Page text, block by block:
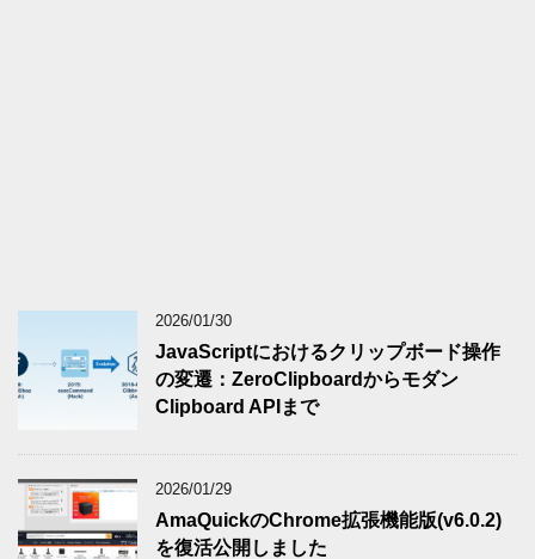
2026/01/30
JavaScriptにおけるクリップボード操作
の変遷：ZeroClipboardからモダン
Clipboard APIまで
2026/01/29
AmaQuickのChrome拡張機能版(v6.0.2)
を復活公開しました